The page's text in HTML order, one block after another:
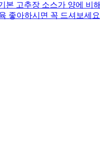
고추장 소스가 양에 비
좋아하시면 꼭 드셔보세